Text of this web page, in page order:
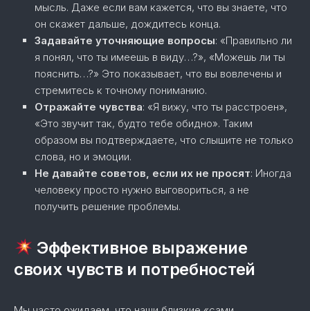
мысль. Даже если вам кажется, что вы знаете, что
он скажет дальше, дождитесь конца.
Задавайте уточняющие вопросы: «Правильно ли
я понял, что ты имеешь в виду…?», «Можешь ли ты
пояснить…?» Это показывает, что вы вовлечены и
стремитесь к точному пониманию.
Отражайте чувства: «Я вижу, что ты расстроен»,
«Это звучит так, будто тебе обидно». Таким
образом вы подтверждаете, что слышите не только
слова, но и эмоции.
Не давайте советов, если их не просят: Иногда
человеку просто нужно выговориться, а не
получить решение проблемы.
Эффективное выражение
своих чувств и потребностей